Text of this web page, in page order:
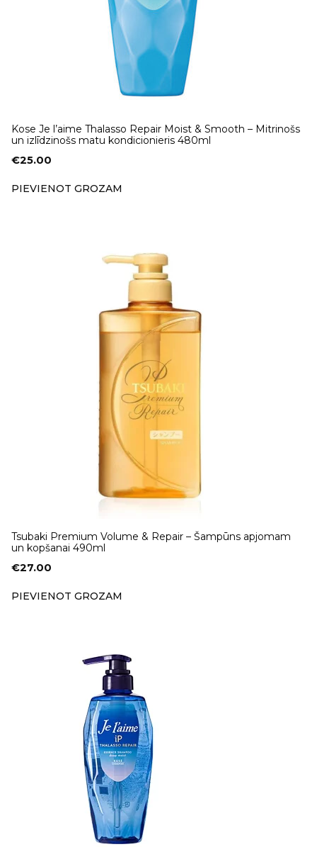
Kose Je l’aime Thalasso Repair Moist & Smooth – Mitrinošs
un izlīdzinošs matu kondicionieris 480ml
€25.00
PIEVIENOT GROZAM
Tsubaki Premium Volume & Repair – Šampūns apjomam
un kopšanai 490ml
€27.00
PIEVIENOT GROZAM